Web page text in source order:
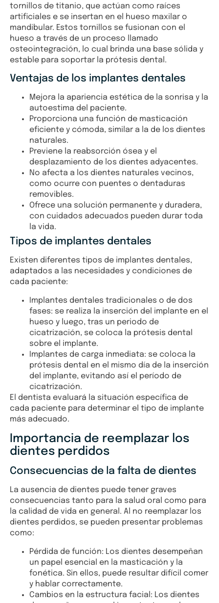
tornillos de titanio, que actúan como raíces
artificiales e se insertan en el hueso maxilar o
mandibular. Estos tornillos se fusionan con el
hueso a través de un proceso llamado
osteointegración, lo cual brinda una base sólida y
estable para soportar la prótesis dental.
Ventajas de los implantes dentales
Mejora la apariencia estética de la sonrisa y la
autoestima del paciente.
Proporciona una función de masticación
eficiente y cómoda, similar a la de los dientes
naturales.
Previene la reabsorción ósea y el
desplazamiento de los dientes adyacentes.
No afecta a los dientes naturales vecinos,
como ocurre con puentes o dentaduras
removibles.
Ofrece una solución permanente y duradera,
con cuidados adecuados pueden durar toda
la vida.
Tipos de implantes dentales
Existen diferentes tipos de implantes dentales,
adaptados a las necesidades y condiciones de
cada paciente:
Implantes dentales tradicionales o de dos
fases: se realiza la inserción del implante en el
hueso y luego, tras un periodo de
cicatrización, se coloca la prótesis dental
sobre el implante.
Implantes de carga inmediata: se coloca la
prótesis dental en el mismo día de la inserción
del implante, evitando así el período de
cicatrización.
El dentista evaluará la situación específica de
cada paciente para determinar el tipo de implante
más adecuado.
Importancia de reemplazar los
dientes perdidos
Consecuencias de la falta de dientes
La ausencia de dientes puede tener graves
consecuencias tanto para la salud oral como para
la calidad de vida en general. Al no reemplazar los
dientes perdidos, se pueden presentar problemas
como:
Pérdida de función: Los dientes desempeñan
un papel esencial en la masticación y la
fonética. Sin ellos, puede resultar difícil comer
y hablar correctamente.
Cambios en la estructura facial: Los dientes